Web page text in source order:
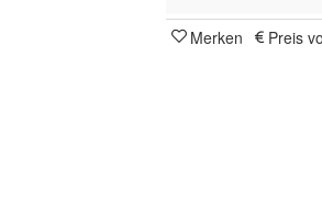
Merken Preis